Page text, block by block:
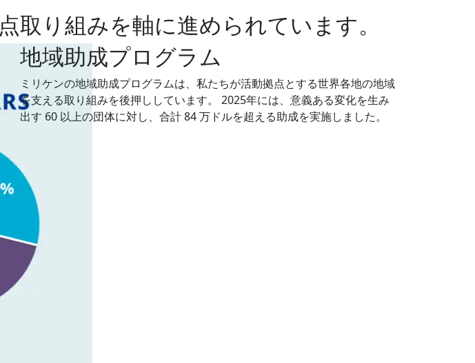
取り組みを軸に進められています。
地域助成プログラム
ミリケンの地域助成プログラムは、私たちが活動拠点とする世界各地の地域
を支える取り組みを後押ししています。 2025年には、意義ある変化を生み
出す 60 以上の団体に対し、合計 84 万ドルを超える助成を実施しました。